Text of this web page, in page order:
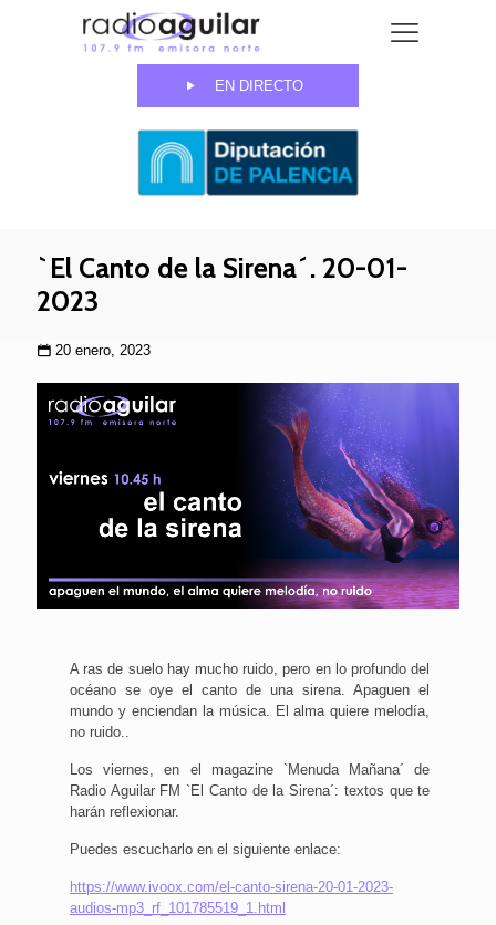
EN DIRECTO
`El Canto de la Sirena´. 20-01-
2023
20 enero, 2023
A ras de suelo hay mucho ruido, pero en lo profundo del
océano se oye el canto de una sirena. Apaguen el
mundo y enciendan la música. El alma quiere melodía,
no ruido..
Los viernes, en el magazine `Menuda Mañana´ de
Radio Aguilar FM `El Canto de la Sirena´: textos que te
harán reflexionar.
Puedes escucharlo en el siguiente enlace:
https://www.ivoox.com/el-canto-sirena-20-01-2023-
audios-mp3_rf_101785519_1.html